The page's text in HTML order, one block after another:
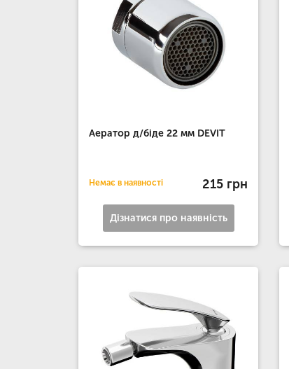
Аератор д/біде 22 мм DEVIT
Немає в наявності 215 грн
Дізнатися про наявність